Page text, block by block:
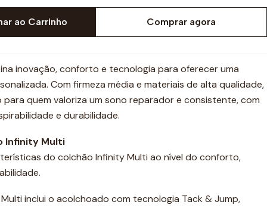
ao Carrinho Comprar agora
inovação, conforto e tecnologia para oferecer uma
Com firmeza média e materiais de alta qualidade,
quem valoriza um sono reparador e consistente, com
e durabilidade.
Infinity Multi
do colchão Infinity Multi ao nível do conforto,
inclui o acolchoado com tecnologia Tack & Jump,